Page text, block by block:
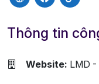
Thông tin
Website: LMD -